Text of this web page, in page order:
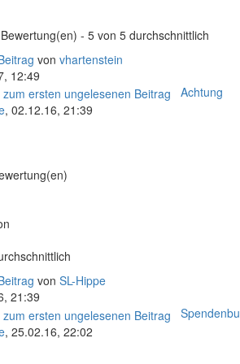
- 5 von 5 durchschnittlich
von vhartenstein
12:49
Achtung
, 02.12.16, 21:39
von SL-Hippe
21:39
, 25.02.16, 22:02